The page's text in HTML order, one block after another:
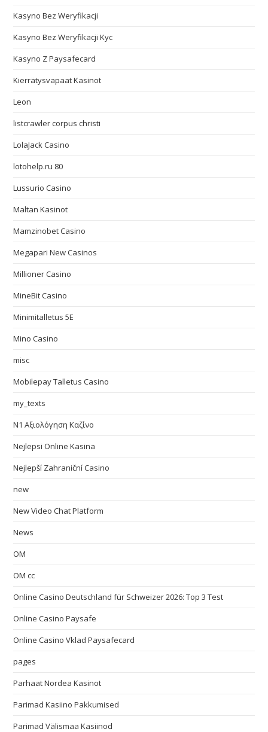
Kasyno Bez Weryfikacji
Kasyno Bez Weryfikacji Kyc
Kasyno Z Paysafecard
Kierrätysvapaat Kasinot
Leon
listcrawler corpus christi
LolaJack Casino
lotohelp.ru 80
Lussurio Casino
Maltan Kasinot
Mamzinobet Casino
Megapari New Casinos
Millioner Casino
MineBit Casino
Minimitalletus 5E
Mino Casino
misc
Mobilepay Talletus Casino
my_texts
N1 Αξιολόγηση Καζίνο
Nejlepsi Online Kasina
Nejlepší Zahraniční Casino
new
New Video Chat Platform
News
OM
OM cc
Online Casino Deutschland für Schweizer 2026: Top 3 Test
Online Casino Paysafe
Online Casino Vklad Paysafecard
pages
Parhaat Nordea Kasinot
Parimad Kasiino Pakkumised
Parimad Välismaa Kasiinod